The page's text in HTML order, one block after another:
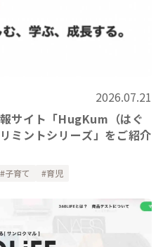
2026.07.21
サイト「HugKum（はぐ
ミントシリーズ」をご紹介
子育て 育児